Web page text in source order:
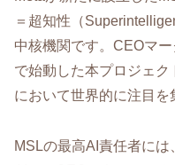
＝超知性（
中核機関です。CEOマ
で始動した本プロジェ
において世界的に注目を
MSLの最高AI責任者に